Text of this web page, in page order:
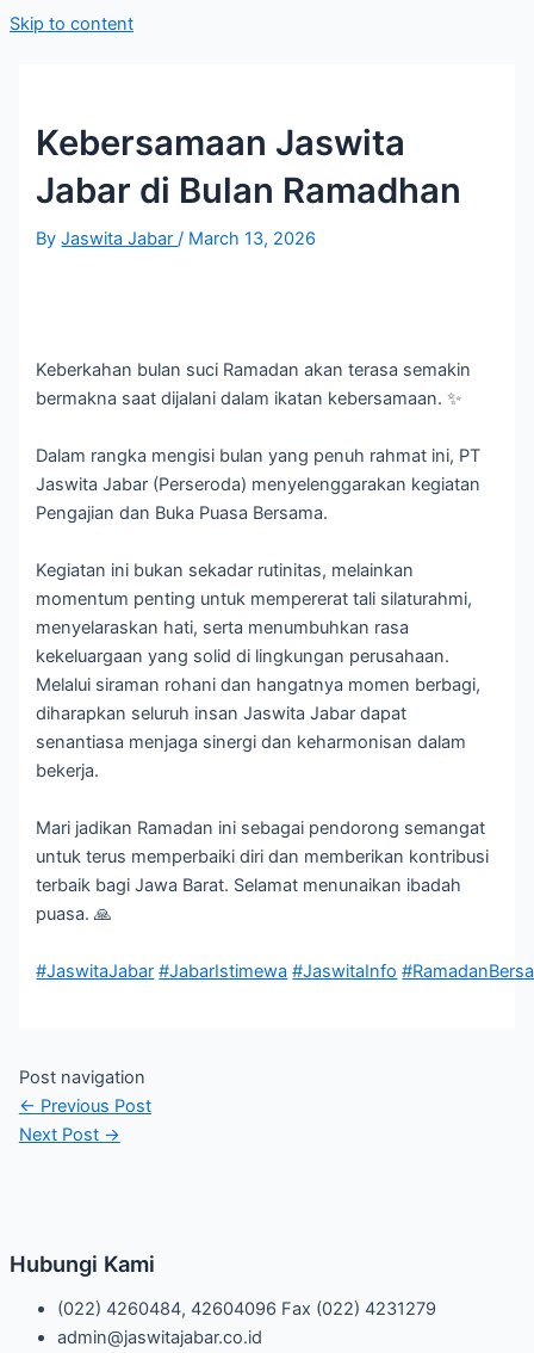
Skip to content
Kebersamaan Jaswita
Jabar di Bulan Ramadhan
ByJaswita Jabar/ March 13, 2026
Keberkahan bulan suci Ramadan akan terasa semakin
bermakna saat dijalani dalam ikatan kebersamaan. ✨
Dalam rangka mengisi bulan yang penuh rahmat ini, PT
Jaswita Jabar (Perseroda) menyelenggarakan kegiatan
Pengajian dan Buka Puasa Bersama.
Kegiatan ini bukan sekadar rutinitas, melainkan
momentum penting untuk mempererat tali silaturahmi,
menyelaraskan hati, serta menumbuhkan rasa
kekeluargaan yang solid di lingkungan perusahaan.
Melalui siraman rohani dan hangatnya momen berbagi,
diharapkan seluruh insan Jaswita Jabar dapat
senantiasa menjaga sinergi dan keharmonisan dalam
bekerja.
Mari jadikan Ramadan ini sebagai pendorong semangat
untuk terus memperbaiki diri dan memberikan kontribusi
terbaik bagi Jawa Barat. Selamat menunaikan ibadah
puasa. 🙏
#JaswitaJabar #JabarIstimewa #JaswitaInfo
Post navigation
← Previous Post
Next Post →
Hubungi Kami
(022) 4260484, 42604096 Fax (022) 4231279
admin@jaswitajabar.co.id